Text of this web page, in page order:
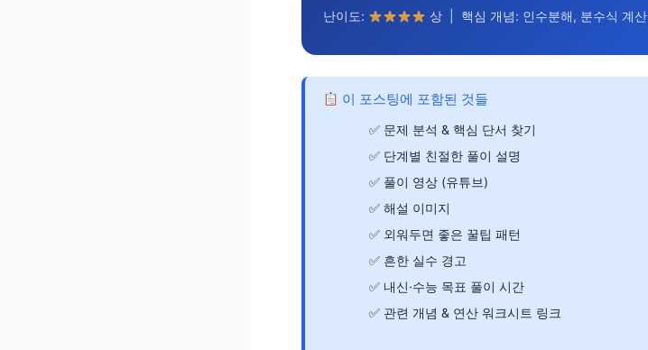
난이도: 상 | 핵심 개념: 인수분해, 분수식 계산
이 포스팅에 포함된 것들
문제 분석 & 핵심 단서 찾기
단계별 친절한 풀이 설명
풀이 영상 (유튜브)
해설 이미지
외워두면 좋은 꿀팁 패턴
흔한 실수 경고
내신·수능 목표 풀이 시간
관련 개념 & 연산 워크시트 링크